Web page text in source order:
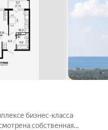
бизнес-класса
собственная